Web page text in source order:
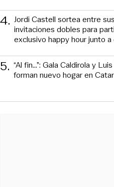
4. Jordi Castell sortea entre
invitaciones dobles para
exclusivo happy hour junto a
5. “Al fin…”: Gala Caldirola y
forman nuevo hogar en Catar